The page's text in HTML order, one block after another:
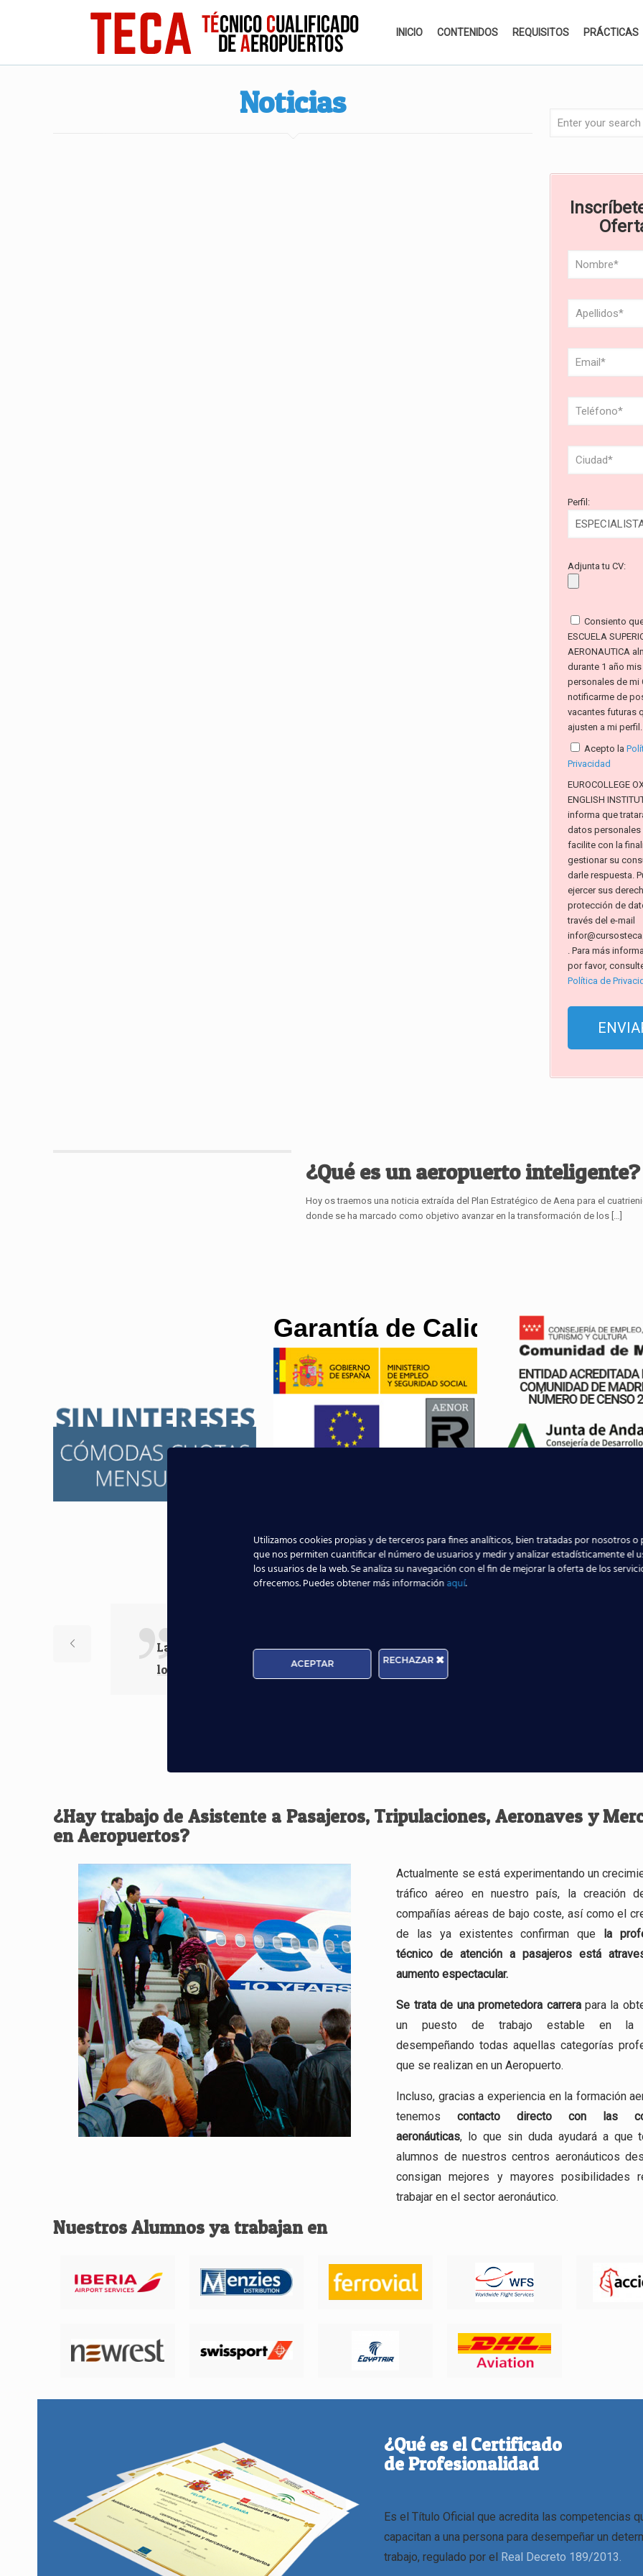
INICIO CONTENIDOS REQUISITOS PRÁCTICAS
Noticias
Perfil:
Adjunta tu CV:
Consiento
ESCUELA
AERONAUTICA
durante 1 año
personales de mi
notificarme de
vacantes futuras
ajusten a mi perfil.
Acepto la
Privacidad
EUROCOLLEGE
ENGLISH
informa que
datos personales
facilite con la
gestionar su
darle respuesta.
ejercer sus
protección de
través del e-mail
. Para más
por favor,
Política de
¿Qué es un aeropuerto inteligente?
Hoy os traemos una noticia extraída del Plan Estratégico de Aena para el
donde se ha marcado como objetivo avanzar en la transformación de los […]
Garantía de Calidad
Nuestros Alumnos están trabajando ya
Las ganas de enseñar lo que les gusta hacer y han vivido durante muchos años
los profesores.
¿Hay trabajo de Asistente a Pasajeros, Tripulaciones, Aeronaves y
en Aeropuertos?
Actualmente se está experimentando un
tráfico aéreo en nuestro país, la creación
compañías aéreas de bajo coste, así como el
de las ya existentes confirman que
la
técnico de atención a pasajeros está
aumento espectacular.
Se trata de unaprometedora carrerapara la
un puesto de trabajo estable en la
desempeñando todas aquellas categorías
que se realizan en un Aeropuerto.
Incluso, gracias a experiencia en la formación
tenemoscontacto directo con las
aeronáuticas, lo que sin duda ayudará a que
alumnos de nuestros centros aeronáuticos
consigan mejores y mayores posibilidades
trabajar en el sector aeronáutico.
Nuestros Alumnos ya trabajan en
¿Qué es el Certificado
de Profesionalidad
Es el Título Oficial que acredita las competencias
capacitan a una persona para desempeñar un
trabajo, regulado por el Real Decreto 189/2013.
Utilizamos cookies propias y de terceros para fines analíticos, bien tratadas por nosotros
que nos permiten cuantificar el número de usuarios y medir y analizar estadísticamente el
los usuarios de la web. Se analiza su navegación con el fin de mejorar la oferta de los
ofrecemos. Puedes obtener más informaciónaquí.
ACEPTAR RECHAZAR